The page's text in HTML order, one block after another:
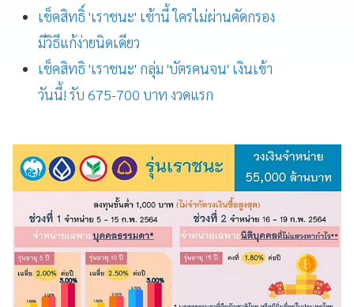
เช็คสิทธิ์ 'เราชนะ' เช้านี้ ใครไม่ผ่านคัดกรอง
มีวิธีแก้ง่ายนิดเดียว
เช็คสิทธิ 'เราชนะ' กลุ่ม 'บัตรคนจน' เงินเข้า
วันนี้! รับ 675-700 บาท งวดแรก